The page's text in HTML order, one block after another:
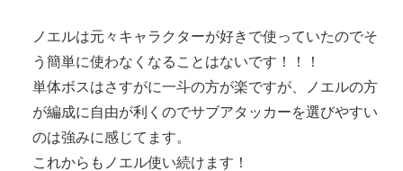
ノエルは元々キャラクターが好きで使っていたのでそ
う簡単に使わなくなることはないです！！！
単体ボスはさすがに一斗の方が楽ですが、ノエルの方
が編成に自由が利くのでサブアタッカーを選びやすい
のは強みに感じてます。
これからもノエル使い続けます！